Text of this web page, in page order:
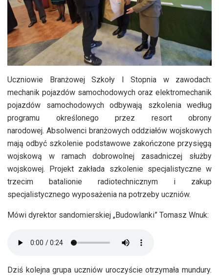
Uczniowie Branżowej Szkoły I Stopnia w zawodach:
mechanik pojazdów samochodowych oraz elektromechanik
pojazdów samochodowych odbywają szkolenia według
programu określonego przez resort obrony
narodowej. Absolwenci branżowych oddziałów wojskowych
mają odbyć szkolenie podstawowe zakończone przysięgą
wojskową w ramach dobrowolnej zasadniczej służby
wojskowej. Projekt zakłada szkolenie specjalistyczne w
trzecim batalionie radiotechnicznym i zakup
specjalistycznego wyposażenia na potrzeby uczniów.
Mówi dyrektor sandomierskiej „Budowlanki” Tomasz Wnuk:
Dziś kolejna grupa uczniów uroczyście otrzymała mundury.